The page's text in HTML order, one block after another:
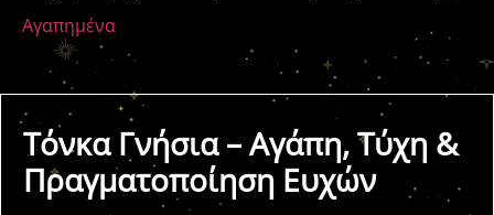
Αγαπημένα
Τόνκα Γνήσια – Αγάπη, Τύχη &
Πραγματοποίηση Ευχών